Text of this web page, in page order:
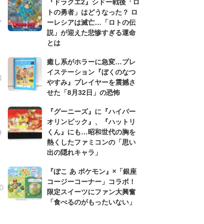
『ドラクエ2』シドー戦後「ロ
トの勇者」はどうなった？ ロ
ーレシアは滅亡…「ロトの伝
説」が迎えた悲惨すぎる運命
とは
癒し系がホラーに急変…プレ
イステーション『ぼくのなつ
やすみ』プレイヤーを震撼さ
せた「8月32日」の恐怖
『グーニーズ』に『ハイパー
オリンピック』、『ハットリ
くん』にも…昭和世代の胸を
熱くしたファミコンの「思い
出の隠れキャラ」
『ぽこ あ ポケモン』×「銀座
コージーコーナー」コラボ！
限定スイーツにファン大興奮
「食べるのがもったいない」